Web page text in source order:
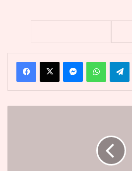
FacebookX Messenger